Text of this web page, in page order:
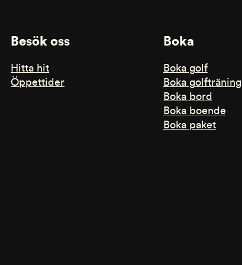
Besök oss
Hitta hit
Öppettider
Boka
Boka golf
Boka golfträning
Boka bord
Boka boende
Boka paket